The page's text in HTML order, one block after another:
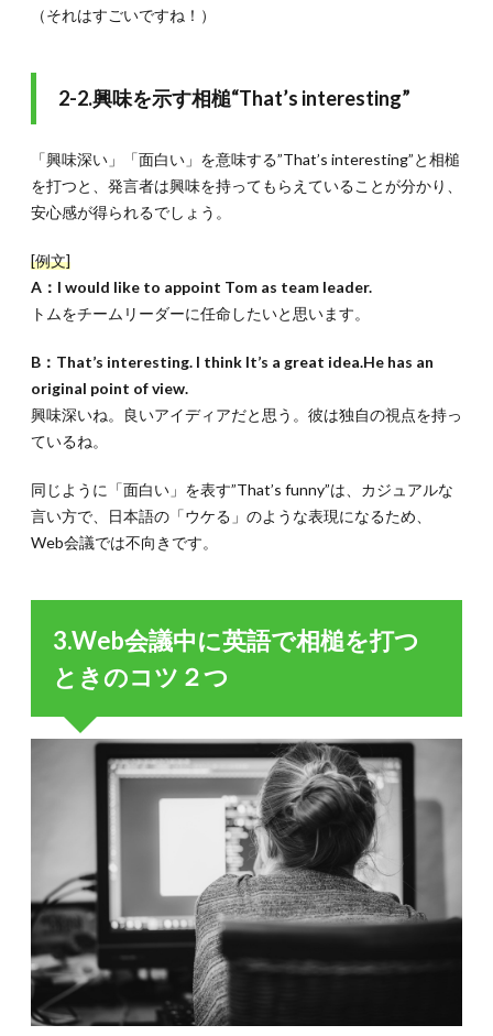
（それはすごいですね！）
2-2.興味を示す相槌“That’s interesting”
「興味深い」「面白い」を意味する”That’s interesting”と相槌
を打つと、発言者は興味を持ってもらえていることが分かり、
安心感が得られるでしょう。
[例文]
A：I would like to appoint Tom as team leader.
トムをチームリーダーに任命したいと思います。
B：That’s interesting. I think It’s a great idea.He has an
original point of view.
興味深いね。良いアイディアだと思う。彼は独自の視点を持っ
ているね。
同じように「面白い」を表す”That’s funny”は、カジュアルな
言い方で、日本語の「ウケる」のような表現になるため、
Web会議では不向きです。
3.Web会議中に英語で相槌を打つ
ときのコツ２つ